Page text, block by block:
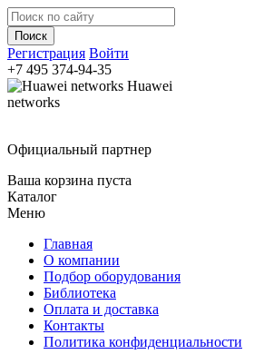
Регистрация Войти
+7 495 374-94-35
Huawei
networks
Официальный партнер
Ваша корзина пуста
Каталог
Меню
Главная
О компании
Подбор оборудования
Библиотека
Оплата и доставка
Контакты
Политика конфиденциальности